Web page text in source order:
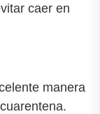
caer en
manera